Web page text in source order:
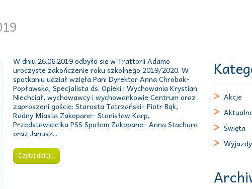
W dniu 26.06.2019 odbyło się w Trattorii Adamo
uroczyste zakończenie roku szkolnego 2019/2020. W
spotkaniu udział wzięła Pani Dyrektor Anna Chrobak-
Popławska, Specjalista ds. Opieki i Wychowania Krystian
Niechciał, wychowawcy i wychowankowie Centrum oraz
zaproszeni goście: Starosta Tatrzański- Piotr Bąk,
Radny Miasta Zakopane- Stanisław Karp,
Przedstawicielka PSS Społem Zakopane- Anna Stachura
oraz Janusz...
Czytaj dalej...
Akcje
Święta
Wyjazdy